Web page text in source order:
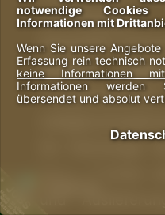
SpeedART-
Unsere
für Fahrzeuge
Unser Service
Stellen
be-
notwendige
Informationen mit
Wenn Sie unsere
Erfassung rein technisch
keine Informationen
Informationen werden
übersendet und absolut